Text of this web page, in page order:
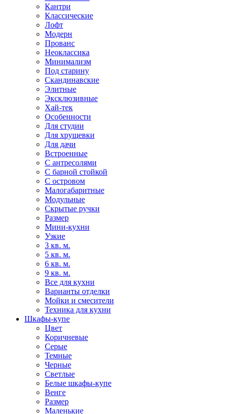
Кантри
Классические
Лофт
Модерн
Прованс
Неоклассика
Минимализм
Под старину
Скандинавские
Элитные
Эксклюзивные
Хай-тек
Особенности
Для студии
Для хрущевки
Для дачи
Встроенные
С антресолями
С барной стойкой
С островом
Малогабаритные
Модульные
Скрытые ручки
Размер
Мини-кухни
Узкие
3 кв. м.
5 кв. м.
6 кв. м.
9 кв. м.
Все для кухни
Варианты отделки
Мойки и смесители
Техника для кухни
Шкафы-купе
Цвет
Коричневые
Серые
Темные
Черные
Светлые
Белые шкафы-купе
Венге
Размер
Маленькие